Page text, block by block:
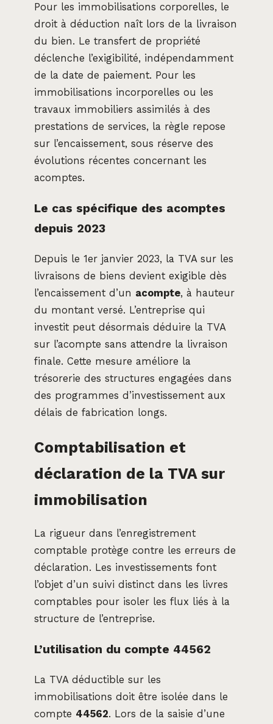
Pour les immobilisations corporelles, le
droit à déduction naît lors de la livraison
du bien. Le transfert de propriété
déclenche l’exigibilité, indépendamment
de la date de paiement. Pour les
immobilisations incorporelles ou les
travaux immobiliers assimilés à des
prestations de services, la règle repose
sur l’encaissement, sous réserve des
évolutions récentes concernant les
acomptes.
Le cas spécifique des acomptes
depuis 2023
Depuis le 1er janvier 2023, la TVA sur les
livraisons de biens devient exigible dès
l’encaissement d’un acompte, à hauteur
du montant versé. L’entreprise qui
investit peut désormais déduire la TVA
sur l’acompte sans attendre la livraison
finale. Cette mesure améliore la
trésorerie des structures engagées dans
des programmes d’investissement aux
délais de fabrication longs.
Comptabilisation et
déclaration de la TVA sur
immobilisation
La rigueur dans l’enregistrement
comptable protège contre les erreurs de
déclaration. Les investissements font
l’objet d’un suivi distinct dans les livres
comptables pour isoler les flux liés à la
structure de l’entreprise.
L’utilisation du compte 44562
La TVA déductible sur les
immobilisations doit être isolée dans le
compte 44562. Lors de la saisie d’une